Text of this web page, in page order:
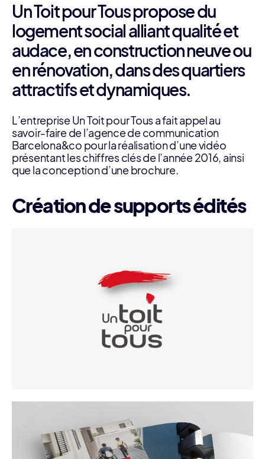
Un Toit pour Tous propose du
logement social alliant qualité et
audace, en construction neuve ou
en rénovation, dans des quartiers
attractifs et dynamiques.
L’entreprise Un Toit pour Tous a fait appel au
savoir-faire de l’agence de communication
Barcelona&co pour la réalisation d’une vidéo
présentant les chiffres clés de l’année 2016, ainsi
que la conception d’une brochure.
Création de supports édités